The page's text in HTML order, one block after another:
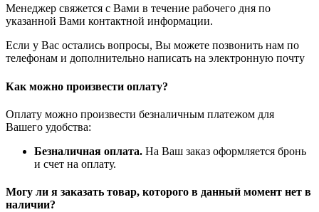
Менеджер свяжется с Вами в течение рабочего дня по
указанной Вами контактной информации.
Если у Вас остались вопросы, Вы можете позвонить нам по
телефонам и дополнительно написать на электронную почту
Как можно произвести оплату?
Оплату можно произвести безналичным платежом для
Вашего удобства:
Безналичная оплата. На Ваш заказ оформляется бронь
и счет на оплату.
Могу ли я заказать товар, которого в данный момент нет в
наличии?